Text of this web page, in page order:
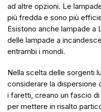
ad altre opzioni. Le
più fredda e sono più
Esistono anche lampade a
delle lampade a
entrambi i mondi.
Nella scelta delle sorgenti
considerare la dispersione
i faretti, creano un fascio
per mettere in risalto